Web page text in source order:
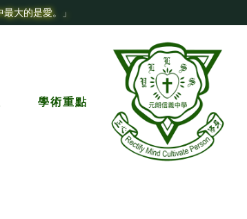
大的是愛。」
學術重點